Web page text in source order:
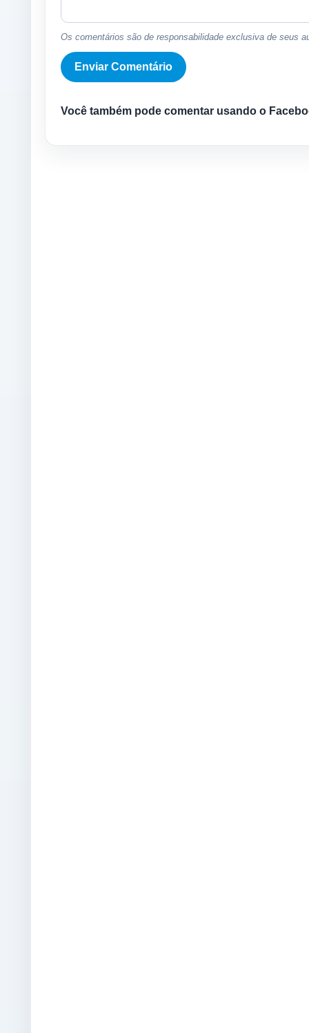
Os comentários são de responsabilidade exclusiva de seus
Você também pode comentar usando o